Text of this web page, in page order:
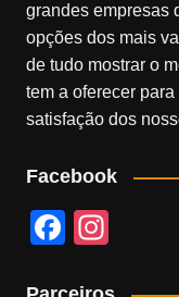
grandes empresas
opções dos mais
de tudo mostrar o
tem a oferecer
satisfação dos
Facebook
F